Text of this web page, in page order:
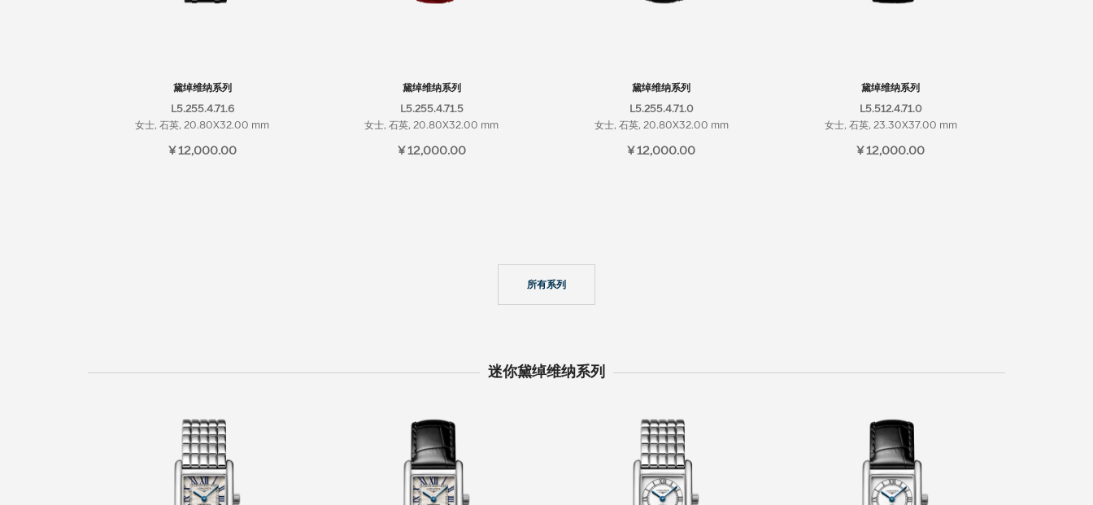
黛绰维纳系列
L5.255.4.71.6
女士, 石英, 20.80X32.00 mm
¥ 12,000.00
黛绰维纳系列
L5.255.4.71.5
女士, 石英, 20.80X32.00 mm
¥ 12,000.00
黛绰维纳系列
L5.255.4.71.0
女士, 石英, 20.80X32.00 mm
¥ 12,000.00
黛绰维纳系列
L5.512.4.71.0
女士, 石英, 23.30X37.00 mm
¥ 12,000.00
所有系列
迷你黛绰维纳系列